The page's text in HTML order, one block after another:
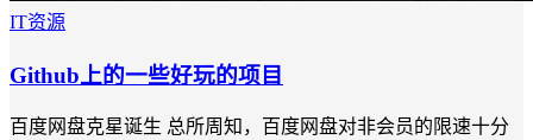
IT资源
Github上的一些好玩的项目
百度网盘克星诞生 总所周知，百度网盘对非会员的限速十分